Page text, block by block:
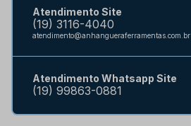
Atendimento Site
(19) 3116-4040
atendimento@anhangueraferramentas.com.br
Atendimento Whatsapp Site
(19) 99863-0881